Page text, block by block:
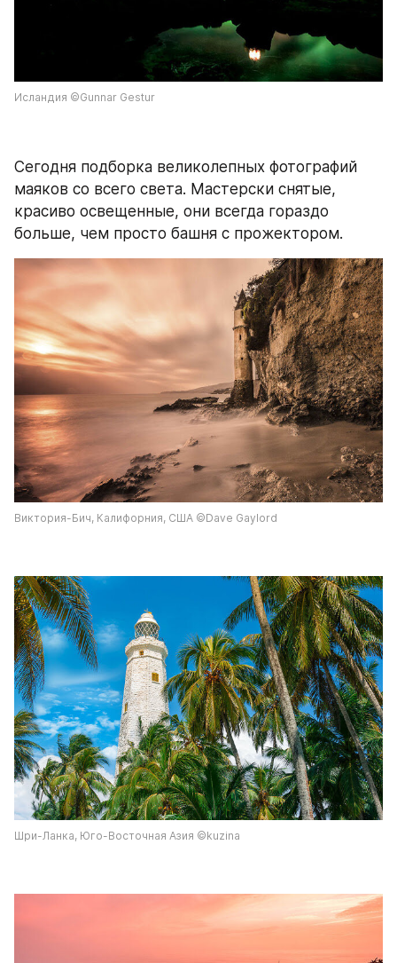
Исландия ©Gunnar Gestur
Сегодня подборка великолепных фотографий
маяков со всего света. Мастерски снятые,
красиво освещенные, они всегда гораздо
больше, чем просто башня с прожектором.
Виктория-Бич, Калифорния, США ©Dave Gaylord
Шри-Ланка, Юго-Восточная Азия ©kuzina